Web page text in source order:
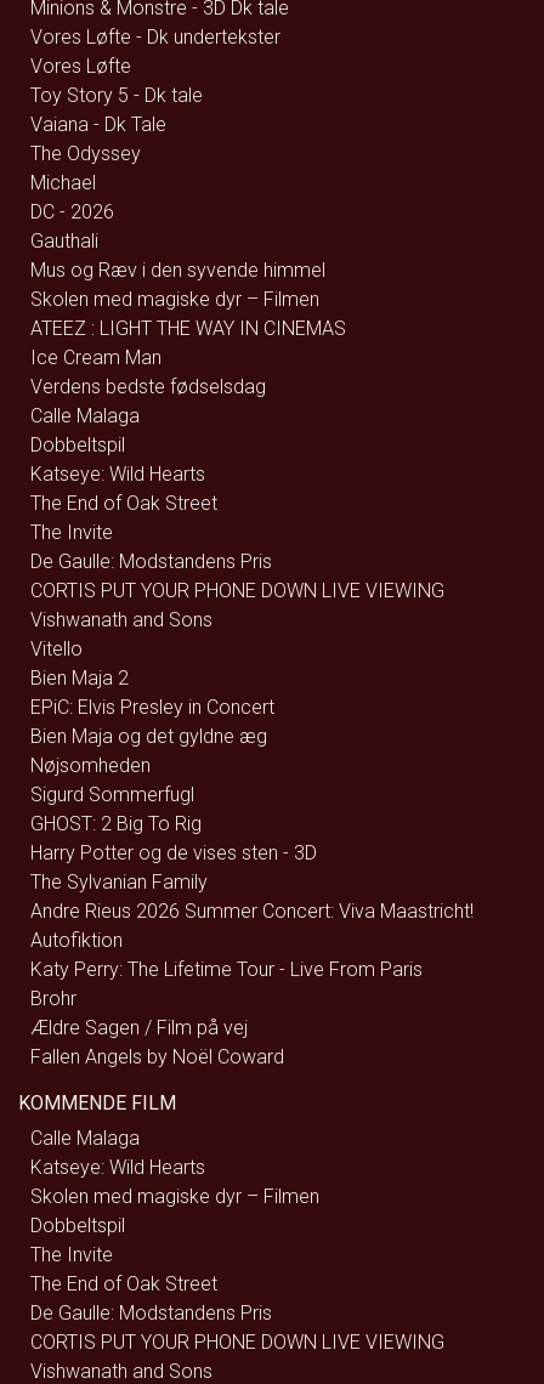
Minions & Monstre - 3D Dk tale
Vores Løfte - Dk undertekster
Vores Løfte
Toy Story 5 - Dk tale
Vaiana - Dk Tale
The Odyssey
Michael
DC - 2026
Gauthali
Mus og Ræv i den syvende himmel
Skolen med magiske dyr – Filmen
ATEEZ : LIGHT THE WAY IN CINEMAS
Ice Cream Man
Verdens bedste fødselsdag
Calle Malaga
Dobbeltspil
Katseye: Wild Hearts
The End of Oak Street
The Invite
De Gaulle: Modstandens Pris
CORTIS PUT YOUR PHONE DOWN LIVE VIEWING
Vishwanath and Sons
Vitello
Bien Maja 2
EPiC: Elvis Presley in Concert
Bien Maja og det gyldne æg
Nøjsomheden
Sigurd Sommerfugl
GHOST: 2 Big To Rig
Harry Potter og de vises sten - 3D
The Sylvanian Family
Andre Rieus 2026 Summer Concert: Viva Maastricht!
Autofiktion
Katy Perry: The Lifetime Tour - Live From Paris
Brohr
Ældre Sagen / Film på vej
Fallen Angels by Noël Coward
KOMMENDE FILM
Calle Malaga
Katseye: Wild Hearts
Skolen med magiske dyr – Filmen
Dobbeltspil
The Invite
The End of Oak Street
De Gaulle: Modstandens Pris
CORTIS PUT YOUR PHONE DOWN LIVE VIEWING
Vishwanath and Sons